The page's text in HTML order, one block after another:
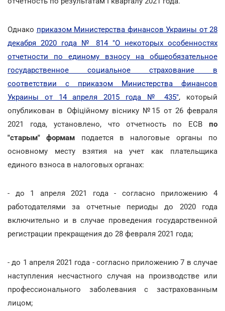
Однако приказом Министерства финансов Украины от 28
декабря 2020 года № 814 "О некоторых особенностях
отчетности по единому взносу на общеобязательное
государственное социальное страхование в
соответствии с приказом Министерства финансов
Украины от 14 апреля 2015 года № 435", который
опубликован в Офіційному віснику №15 от 26 февраля
2021 года, установлено, что отчетность по ЕСВ по
"старым" формам подается в налоговые органы по
основному месту взятия на учет как плательщика
единого взноса в налоговых органах:
- до 1 апреля 2021 года - согласно приложению 4
работодателями за отчетные периоды до 2020 года
включительно и в случае проведения государственной
регистрации прекращения до 28 февраля 2021 года;
- до 1 апреля 2021 года - согласно приложению 7 в случае
наступления несчастного случая на производстве или
профессионального заболевания с застрахованным
лицом;